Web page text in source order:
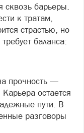
сквозь барьеры.
к тратам,
страстью, но
баланса:
прочность —
остается
пути. В
разговоры